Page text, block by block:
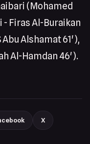
(Mohamed
- Firas Al-Buraikan
Alshamat 61'),
Al-Hamdan 46').
X